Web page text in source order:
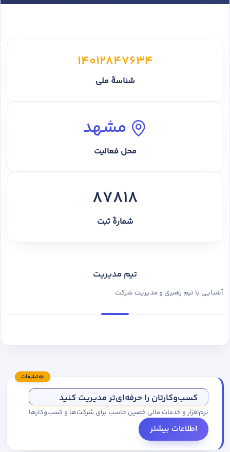
14012847634
شناسهٔ ملی
مشهد
محل فعالیت
87818
شمارهٔ ثبت
تیم مدیریت
آشنایی با تیم رهبری و مدیریت شرکت
تبلیغات
کسب‌وکارتان را حرفه‌ای‌تر مدیریت کنید
نرم‌افزار و خدمات مالی حَصین حاسب برای شرکت‌ها و کسب‌وکارها
اطلاعات بیشتر